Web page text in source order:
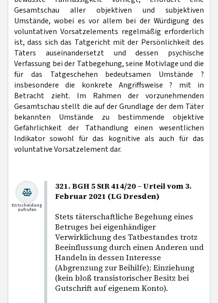
Gesamtschau aller objektiven und subjektiven
Umstände, wobei es vor allem bei der Würdigung des
voluntativen Vorsatzelements regelmäßig erforderlich
ist, dass sich das Tatgericht mit der Persönlichkeit des
Täters auseinandersetzt und dessen psychische
Verfassung bei der Tatbegehung, seine Motivlage und die
für das Tatgeschehen bedeutsamen Umstände ?
insbesondere die konkrete Angriffsweise ? mit in
Betracht zieht. Im Rahmen der vorzunehmenden
Gesamtschau stellt die auf der Grundlage der dem Täter
bekannten Umstände zu bestimmende objektive
Gefährlichkeit der Tathandlung einen wesentlichen
Indikator sowohl für das kognitive als auch für das
voluntative Vorsatzelement dar.
321. BGH 5 StR 414/20 – Urteil vom 3.
Februar 2021 (LG Dresden)
Stets täterschaftliche Begehung eines
Betruges bei eigenhändiger
Verwirklichung des Tatbestandes trotz
Beeinflussung durch einen Anderen und
Handeln in dessen Interesse
(Abgrenzung zur Beihilfe); Einziehung
(kein bloß transistorischer Besitz bei
Gutschrift auf eigenem Konto).
Entscheidung
aufrufen